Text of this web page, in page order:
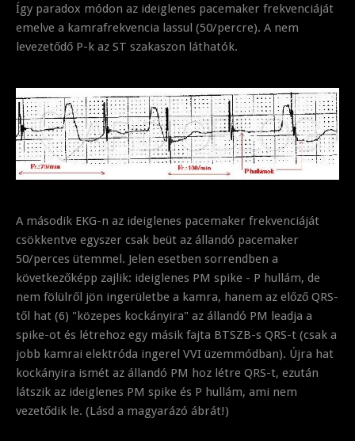
Így paradox módon az ideiglenes pacemaker frekvenciáját
emelve a kamrafrekvencia lassul (50/percre). A nem
levezetődő P-k az ST szakaszon láthatók.
A második EKG-n az ideiglenes pacemaker frekvenciáját
csökkentve egyszer csak beüt az állandó pacemaker
50/perces ütemmel. Jelen esetben sorrendben a
következőképp zajlik: ideiglenes PM spike - P hullám, de
nem fölülről jön ingerületbe a kamra, hanem az előző QRS-
től hat (6) "közepes kockányira" az állandó PM leadja a
spike-ot és létrehoz egy másik fajta BTSZB-s QRS-t (csak a
jobb kamrai elektróda ingerel VVI üzemmódban). Újra hat
kockányira ismét az állandó PM hoz létre QRS-t, ezután
látszik az ideiglenes PM spike és P hullám, ami nem
vezetődik le. (Lásd a magyarázó ábrát!)